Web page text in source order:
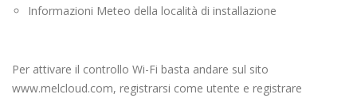
Informazioni Meteo della località di installazione
Per attivare il controllo Wi-Fi basta andare sul sito
www.melcloud.com, registrarsi come utente e registrare